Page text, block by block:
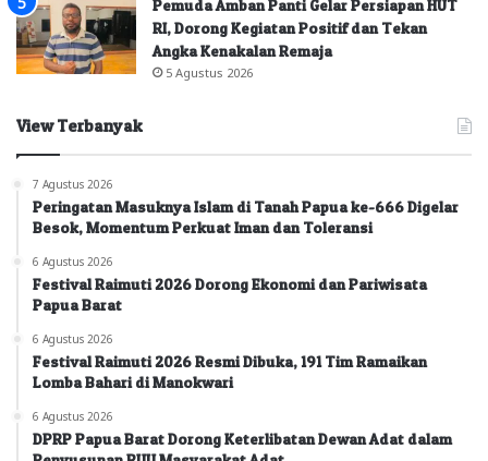
Pemuda Amban Panti Gelar Persiapan HUT
RI, Dorong Kegiatan Positif dan Tekan
Angka Kenakalan Remaja
5 Agustus 2026
View Terbanyak
7 Agustus 2026
Peringatan Masuknya Islam di Tanah Papua ke-666 Digelar
Besok, Momentum Perkuat Iman dan Toleransi
6 Agustus 2026
Festival Raimuti 2026 Dorong Ekonomi dan Pariwisata
Papua Barat
6 Agustus 2026
Festival Raimuti 2026 Resmi Dibuka, 191 Tim Ramaikan
Lomba Bahari di Manokwari
6 Agustus 2026
DPRP Papua Barat Dorong Keterlibatan Dewan Adat dalam